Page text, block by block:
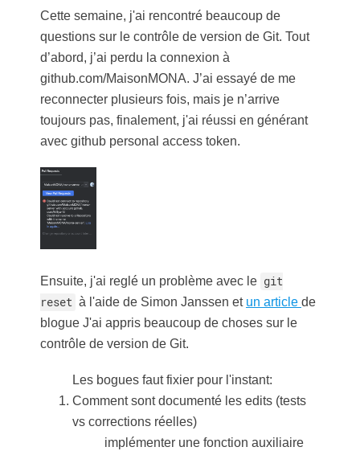
Cette semaine, j'ai rencontré beaucoup de
questions sur le contrôle de version de Git. Tout
d’abord, j’ai perdu la connexion à
github.com/MaisonMONA. J’ai essayé de me
reconnecter plusieurs fois, mais je n’arrive
toujours pas, finalement, j'ai réussi en générant
avec github personal access token.
Ensuite, j'ai reglé un problème avec le git
reset à l'aide de Simon Janssen et un article de
blogue J'ai appris beaucoup de choses sur le
contrôle de version de Git.
Les bogues faut fixier pour l'instant:
Comment sont documenté les edits (tests
vs corrections réelles)
implémenter une fonction auxiliaire